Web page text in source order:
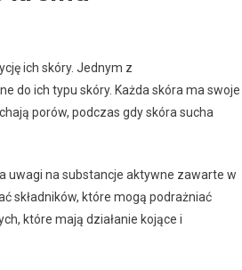
ich skóry. Jednym z
do ich typu skóry. Każda skóra ma swoje
porów, podczas gdy skóra sucha
uwagi na substancje aktywne zawarte w
składników, które mogą podrażniać
które mają działanie kojące i